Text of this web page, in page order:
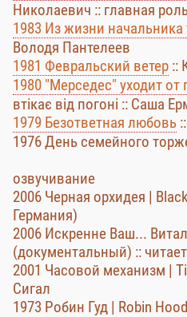
Николаевич :: главная
1983 Из жизни
Володя Пантелеев
1981 Февральский ветер ::
1980 "Мерседес" уходит от
втікає від погоні :: Саша
1979 Безответная любовь
1976 День семейного
озвучивание
2006 Черная орхидея |
Германия)
2006 Искренне Ваш...
(документальный) ::
2001 Часовой механизм |
Сигал
1973 Робин Гуд | Robin